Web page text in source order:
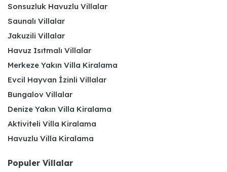
Sonsuzluk Havuzlu Villalar
Saunalı Villalar
Jakuzili Villalar
Havuz Isıtmalı Villalar
Merkeze Yakın Villa Kiralama
Evcil Hayvan İzinli Villalar
Bungalov Villalar
Denize Yakın Villa Kiralama
Aktiviteli Villa Kiralama
Havuzlu Villa Kiralama
Populer Villalar